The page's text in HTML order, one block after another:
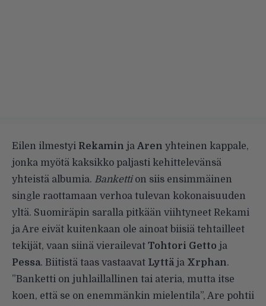
Eilen ilmestyi Rekamin ja Aren yhteinen kappale,
jonka myötä kaksikko paljasti kehittelevänsä
yhteistä albumia. Bankettion siis ensimmäinen
single raottamaan verhoa tulevan kokonaisuuden
yltä. Suomiräpin saralla pitkään viihtyneet Rekami
ja Are eivät kuitenkaan ole ainoat biisiä tehtailleet
tekijät, vaan siinä vierailevat Tohtori Getto ja
Pessa. Biitistä taas vastaavat Lyttä ja Xrphan.
”Banketti on juhlaillallinen tai ateria, mutta itse
koen, että se on enemmänkin mielentila”, Are pohtii